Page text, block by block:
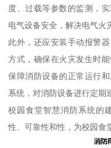
度、过载等参数的监测，
电气设备安全，解决电气火
此外，还应安装手动报警
方式，确保在火灾发生时
保障消防设备的正常运行
系统，对消防设备进行定期
校园食堂智慧消防系统的
性、可靠性和性，为校园食